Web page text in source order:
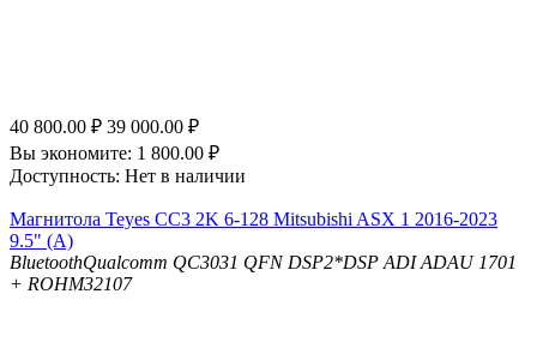
40 800.00 ₽ 39 000.00 ₽
Вы экономите: 1 800.00 ₽
Доступность: Нет в наличии
Магнитола Teyes CC3 2K 6-128 Mitsubishi ASX 1 2016-2023
9.5" (A)
BluetoothQualcomm QC3031 QFN DSP2*DSP ADI ADAU 1701
+ ROHM32107